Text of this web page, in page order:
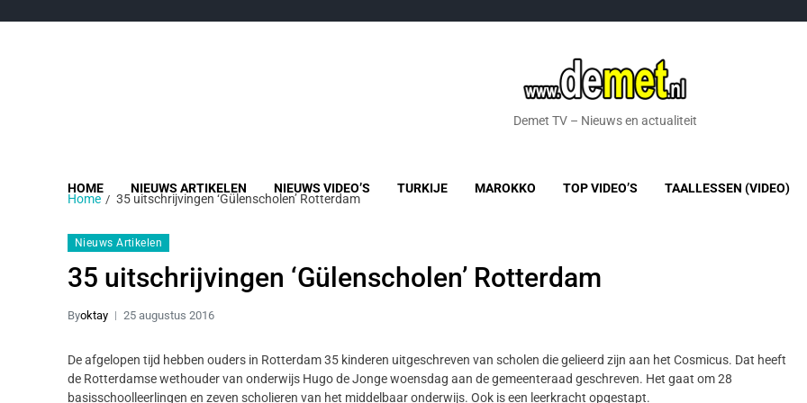
Demet TV – Nieuws en actualiteit
HOME NIEUWS ARTIKELEN NIEUWS VIDEO’S TURKIJE MAROKKO TOP VIDEO’S TAALLESSEN (VIDEO)
Home 35 uitschrijvingen ‘Gülenscholen’ Rotterdam
Nieuws Artikelen
35 uitschrijvingen ‘Gülenscholen’ Rotterdam
Byoktay 25 augustus 2016
De afgelopen tijd hebben ouders in Rotterdam 35 kinderen uitgeschreven van scholen die gelieerd zijn aan het Cosmicus. Dat heeft
de Rotterdamse wethouder van onderwijs Hugo de Jonge woensdag aan de gemeenteraad geschreven. Het gaat om 28
basisschoolleerlingen en zeven scholieren van het middelbaar onderwijs. Ook is een leerkracht opgestapt.